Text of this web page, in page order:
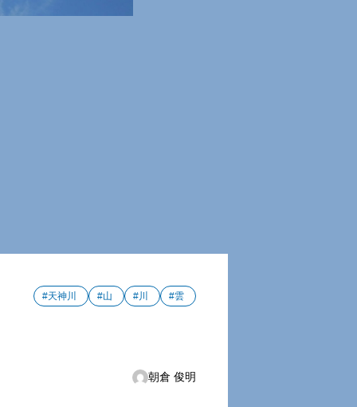
#天神川 #山 #川 #雲
朝倉 俊明